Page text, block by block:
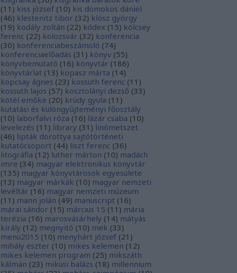
(11 ) kiss józsef (10) kis domokos dániel
(46) klestenitz tibor (32) klösz györgy
(19) kodály zoltán (22) kódex (15) kölcsey
ferenc (22) kolozsvár (32) konferencia
(30) konferenciabeszámoló (74)
konferenciaelőadás (31 ) könyv (55)
könyvbemutató (16) könyvtár (186)
könyvtárlat (13) kopasz márta (14)
kopcsay ágnes (23) kossuth ferenc (11 )
kossuth lajos (57) kosztolányi dezső (33)
kötél emőke (20) krúdy gyula (11 )
kutatási és különgyűjteményi főosztály
(10) laborfalvi róza (16) lázár csaba (10)
levelezés (11 ) library (31 ) linómetszet
(46) lipták dorottya sajtótörténeti
kutatócsoport (44) liszt ferenc (36)
litográfia (12) luther márton (10) madách
imre (34) magyar elektronikus könyvtár
(135) magyar könyvtárosok egyesülete
(13) magyar márkák (10) magyar nemzeti
levéltár (16) magyar nemzeti múzeum
(11 ) mann jolán (49) manuscript (16)
márai sándor (15) március 15 (11 ) mária
terézia (16) marosvásárhely (14) mátyás
király (12) megnyitó (10) mek (33)
menü2015 (10) menyhárt józsef (21 )
mihály eszter (10) mikes kelemen (12)
mikes kelemen program (25) mikszáth
kálmán (23) mikusi balázs (18) millennium